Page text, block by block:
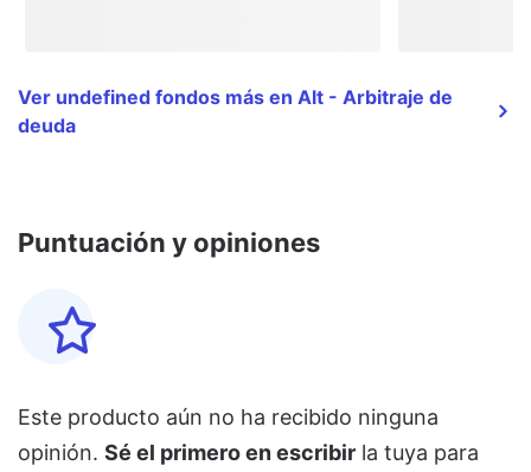
Ver undefined fondos más en Alt - Arbitraje de
deuda
Puntuación y opiniones
Este producto aún no ha recibido ninguna
opinión. Sé el primero en escribir la tuya para